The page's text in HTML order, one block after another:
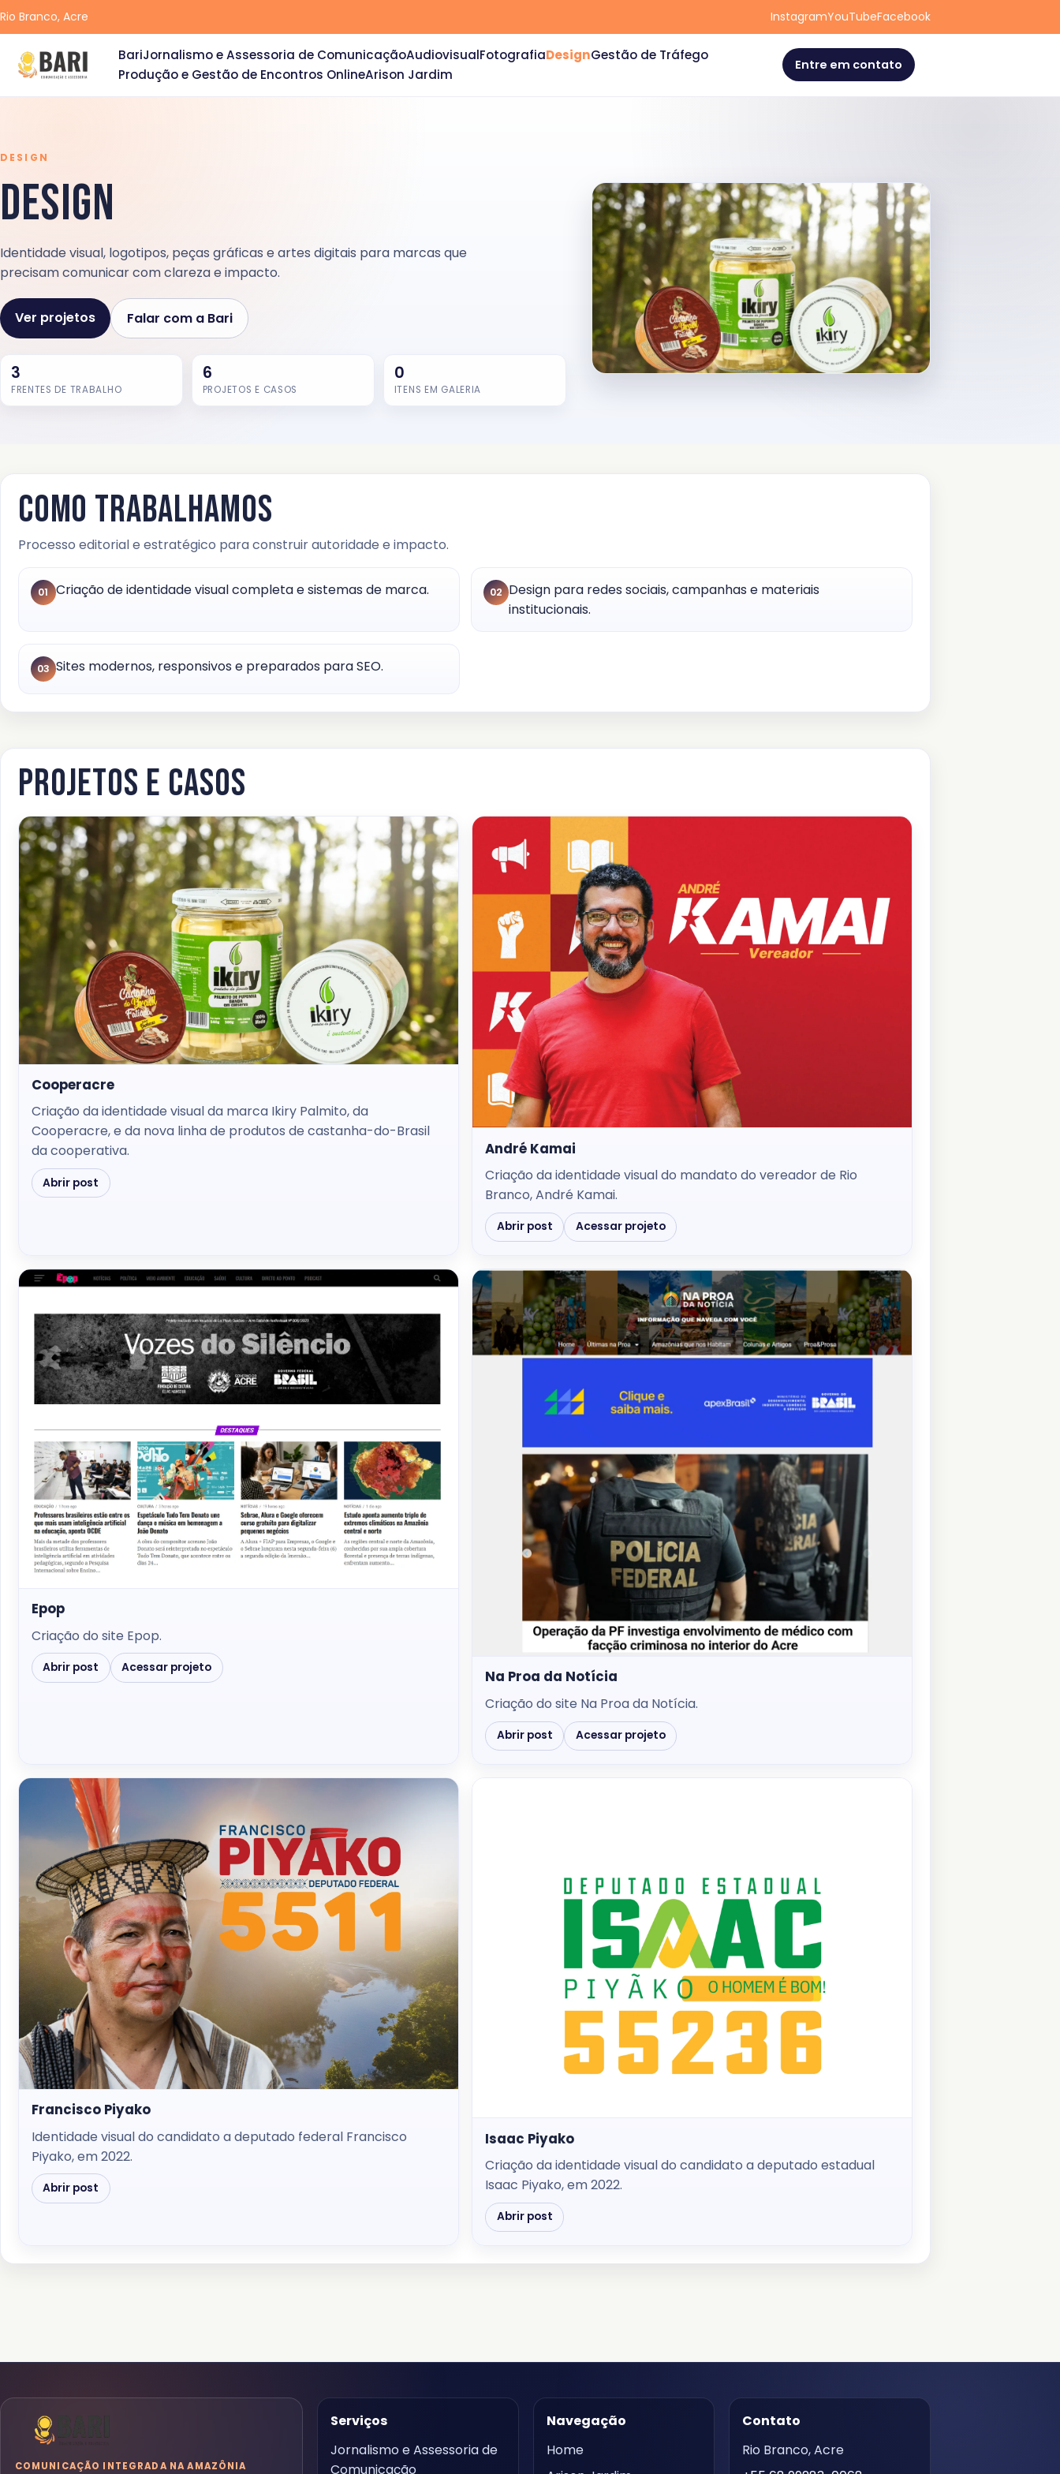
Rio Branco, Acre InstagramYouTubeFacebook
BariJornalismo e Assessoria de ComunicaçãoAudiovisualFotografiaDesignGestão de Tráfego
Produção e Gestão de Encontros OnlineArison Jardim
Entre em contato
DESIGN
Design
Identidade visual, logotipos, peças gráficas e artes digitais para marcas que
precisam comunicar com clareza e impacto.
Ver projetos Falar com a Bari
3
FRENTES DE TRABALHO
6
PROJETOS E CASOS
0
ITENS EM GALERIA
Como trabalhamos
Processo editorial e estratégico para construir autoridade e impacto.
01 Criação de identidade visual completa e sistemas de marca. 02 Design para redes sociais, campanhas e materiais
institucionais.
03 Sites modernos, responsivos e preparados para SEO.
Projetos e casos
Cooperacre
Criação da identidade visual da marca Ikiry Palmito, da
Cooperacre, e da nova linha de produtos de castanha-do-Brasil
da cooperativa.
Abrir post
André Kamai
Criação da identidade visual do mandato do vereador de Rio
Branco, André Kamai.
Abrir post Acessar projeto
Epop
Criação do site Epop.
Abrir post Acessar projeto
Na Proa da Notícia
Criação do site Na Proa da Notícia.
Abrir post Acessar projeto
Francisco Piyako
Identidade visual do candidato a deputado federal Francisco
Piyako, em 2022.
Abrir post
Isaac Piyako
Criação da identidade visual do candidato a deputado estadual
Isaac Piyako, em 2022.
Abrir post
COMUNICAÇÃO INTEGRADA NA AMAZÔNIA
Serviços
Jornalismo e Assessoria de
Comunicação
Navegação
Home
Contato
Rio Branco, Acre